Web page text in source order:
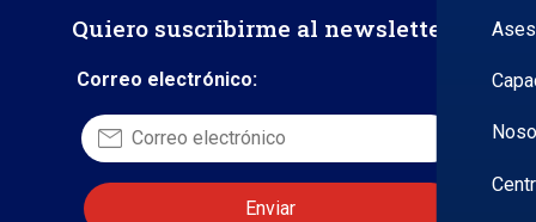
Quiero suscribirme al newsletter
Correo electrónico: